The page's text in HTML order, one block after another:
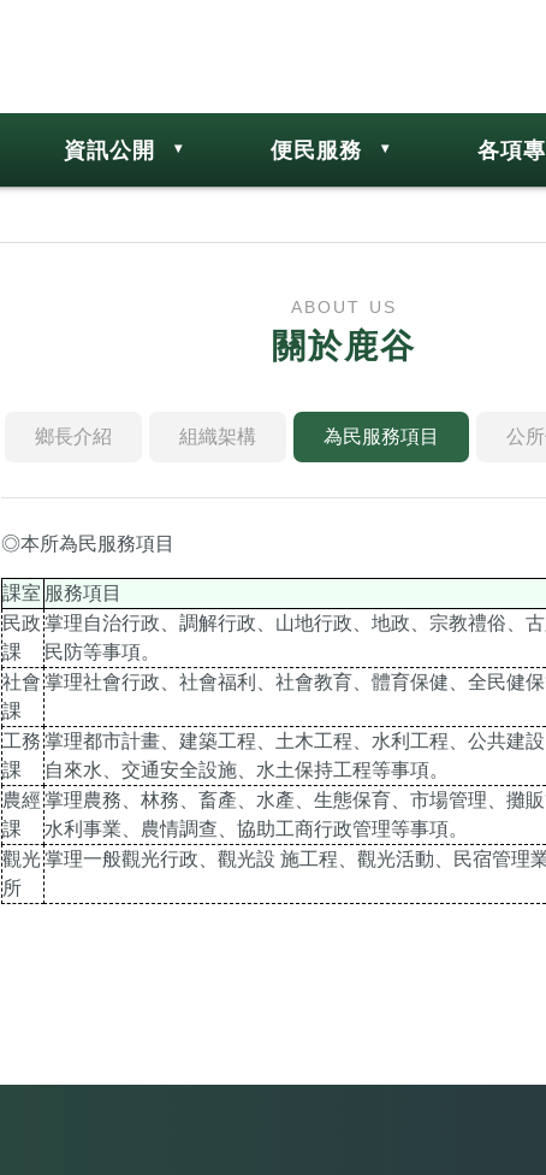
資訊公開 便民服務 各項
ABOUT US
關於鹿谷
鄉長介紹 組織架構 為民服務項目 公
◎本所為民服務項目
課室 服務項目
民政
課
掌理自治行政、調解行政、山地行政、地政、宗教禮俗、
民防等事項。
社會
課
掌理社會行政、社會福利、社會教育、體育保健、全民健保
工務
課
掌理都市計畫、建築工程、土木工程、水利工程、公共建
自來水、交通安全設施、水土保持工程等事項。
農經
課
掌理農務、林務、畜產、水產、生態保育、市場管理、攤
水利事業、農情調查、協助工商行政管理等事項。
觀光
所
掌理一般觀光行政、觀光設 施工程、觀光活動、民宿管理業